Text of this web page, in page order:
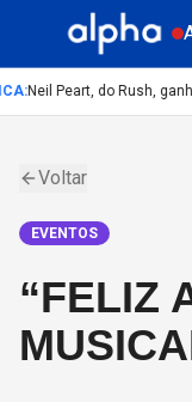
:Neil Peart, do Rush,
Voltar
EVENTOS
“FELIZ